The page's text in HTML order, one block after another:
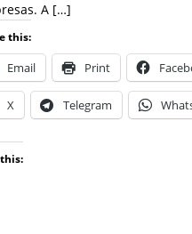
A […]
this:
Email Print
X Telegram